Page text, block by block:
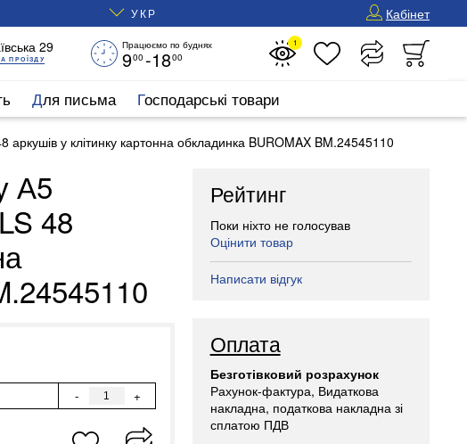
УКР Кабінет
29
ПРОЇЗДУ
Працюємо по буднях
900 -1800
1
Для письма Господарські товари
у клітинку картонна обкладинка BUROMAX BM.24545110
А5
48
- +
Рейтинг
Поки ніхто не голосував
Оцінити товар
Написати відгук
Оплата
Безготівковий розрахунок
Рахунок-фактура, Видаткова
накладна, податкова накладна зі
сплатою ПДВ